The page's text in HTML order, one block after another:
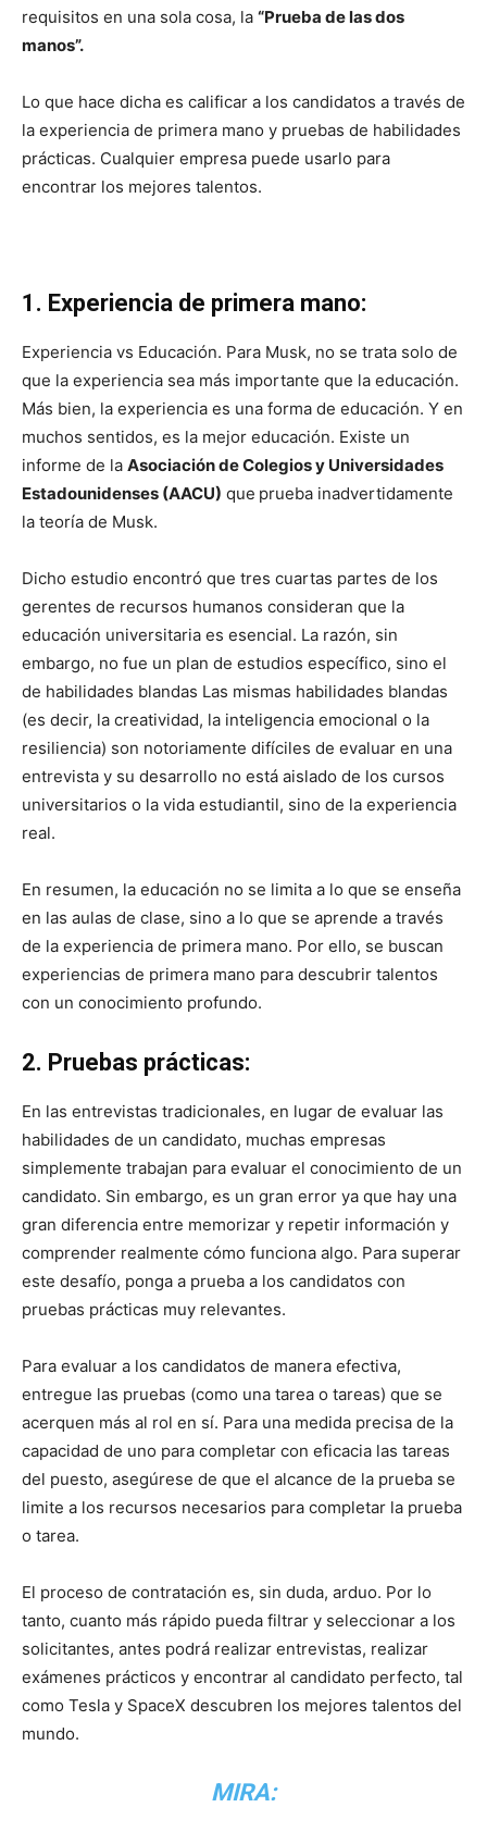
requisitos en una sola cosa, la “Prueba de las dos
manos”.
Lo que hace dicha es calificar a los candidatos a través de
la experiencia de primera mano y pruebas de habilidades
prácticas. Cualquier empresa puede usarlo para
encontrar los mejores talentos.
1. Experiencia de primera mano:
Experiencia vs Educación. Para Musk, no se trata solo de
que la experiencia sea más importante que la educación.
Más bien, la experiencia es una forma de educación. Y en
muchos sentidos, es la mejor educación. Existe un
informe de la Asociación de Colegios y Universidades
Estadounidenses (AACU) que prueba inadvertidamente
la teoría de Musk.
Dicho estudio encontró que tres cuartas partes de los
gerentes de recursos humanos consideran que la
educación universitaria es esencial. La razón, sin
embargo, no fue un plan de estudios específico, sino el
de habilidades blandas Las mismas habilidades blandas
(es decir, la creatividad, la inteligencia emocional o la
resiliencia) son notoriamente difíciles de evaluar en una
entrevista y su desarrollo no está aislado de los cursos
universitarios o la vida estudiantil, sino de la experiencia
real.
En resumen, la educación no se limita a lo que se enseña
en las aulas de clase, sino a lo que se aprende a través
de la experiencia de primera mano. Por ello, se buscan
experiencias de primera mano para descubrir talentos
con un conocimiento profundo.
2. Pruebas prácticas:
En las entrevistas tradicionales, en lugar de evaluar las
habilidades de un candidato, muchas empresas
simplemente trabajan para evaluar el conocimiento de un
candidato. Sin embargo, es un gran error ya que hay una
gran diferencia entre memorizar y repetir información y
comprender realmente cómo funciona algo. Para superar
este desafío, ponga a prueba a los candidatos con
pruebas prácticas muy relevantes.
Para evaluar a los candidatos de manera efectiva,
entregue las pruebas (como una tarea o tareas) que se
acerquen más al rol en sí. Para una medida precisa de la
capacidad de uno para completar con eficacia las tareas
del puesto, asegúrese de que el alcance de la prueba se
limite a los recursos necesarios para completar la prueba
o tarea.
El proceso de contratación es, sin duda, arduo. Por lo
tanto, cuanto más rápido pueda filtrar y seleccionar a los
solicitantes, antes podrá realizar entrevistas, realizar
exámenes prácticos y encontrar al candidato perfecto, tal
como Tesla y SpaceX descubren los mejores talentos del
mundo.
MIRA: